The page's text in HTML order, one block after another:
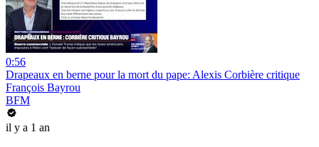
0:56
Drapeaux en berne pour la mort du pape: Alexis Corbière critique
François Bayrou
BFM
il y a 1 an